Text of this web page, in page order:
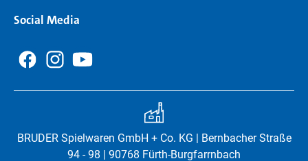
Social Media
BRUDER Spielwaren GmbH + Co. KG | Bernbacher Straße
94 - 98 | 90768 Fürth-Burgfarrnbach